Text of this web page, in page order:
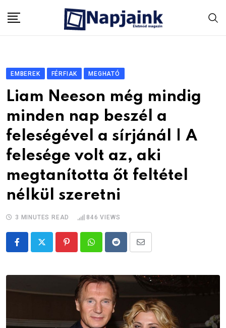
EMBEREK FÉRFIAK MEGHATÓ
Liam Neeson még mindig
minden nap beszél a
feleségével a sírjánál | A
felesége volt az, aki
megtanította őt feltétel
nélkül szeretni
3 MINUTES READ 846 VIEWS
PinterestWhatsappRedditShare
Email